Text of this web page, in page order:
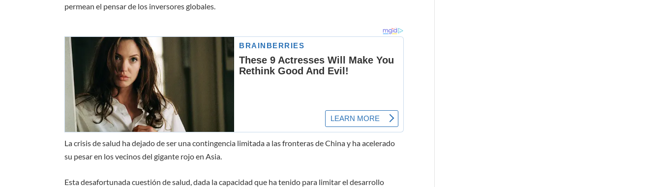
permean el pensar de los inversores globales.
La crisis de salud ha dejado de ser una contingencia limitada a las fronteras de China y ha acelerado
su pesar en los vecinos del gigante rojo en Asia.
Esta desafortunada cuestión de salud, dada la capacidad que ha tenido para limitar el desarrollo